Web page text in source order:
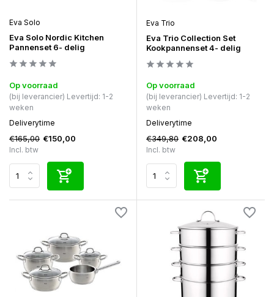
Eva Solo
Eva Solo Nordic Kitchen
Pannenset 6- delig
Op voorraad
(bij leverancier) Levertijd: 1-2
weken
Deliverytime
€165,00 €150,00
Incl. btw
Eva Trio
Eva Trio Collection Set
Kookpannenset 4- delig
Op voorraad
(bij leverancier) Levertijd: 1-2
weken
Deliverytime
€349,80 €208,00
Incl. btw